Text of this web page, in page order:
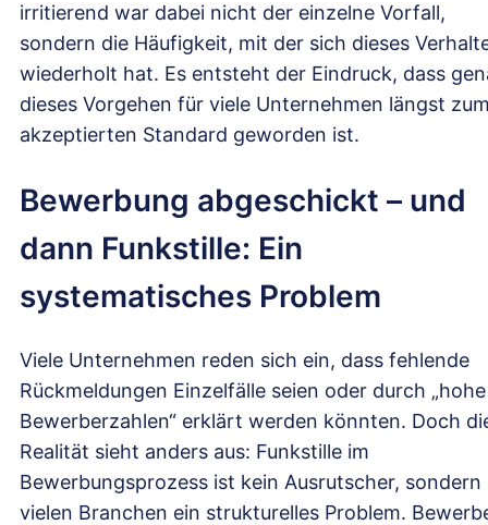
irritierend war dabei nicht der einzelne Vorfall,
sondern die Häufigkeit, mit der sich dieses
wiederholt hat. Es entsteht der Eindruck, dass
dieses Vorgehen für viele Unternehmen längst
akzeptierten Standard geworden ist.
Bewerbung abgeschickt – und
dann Funkstille: Ein
systematisches Problem
Viele Unternehmen reden sich ein, dass fehlende
Rückmeldungen Einzelfälle seien oder durch „hohe
Bewerberzahlen“ erklärt werden könnten. Doch
Realität sieht anders aus: Funkstille im
Bewerbungsprozess ist kein Ausrutscher, sondern
vielen Branchen ein strukturelles Problem.